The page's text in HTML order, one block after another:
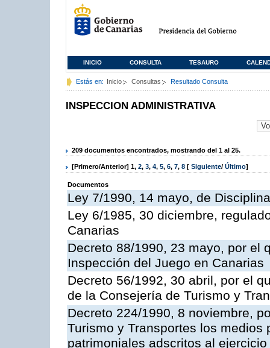
INICIO CONSULTA TESAURO
Estás en: Inicio Consultas Resultado Consulta
INSPECCION ADMINISTRATIVA
209 documentos encontrados, mostrando del 1 al 25.
[Primero/Anterior] 1, 2, 3, 4, 5, 6, 7, 8 [ Siguiente/ Último]
Documentos
Ley 7/1990, 14 mayo, de
Ley 6/1985, 30 diciembre,
Canarias
Decreto 88/1990, 23 mayo, por el
Inspección del Juego en Canarias
Decreto 56/1992, 30 abril, por el
de la Consejería de Turismo y
Decreto 224/1990, 8 noviembre,
Turismo y Transportes los
patrimoniales adscritos al